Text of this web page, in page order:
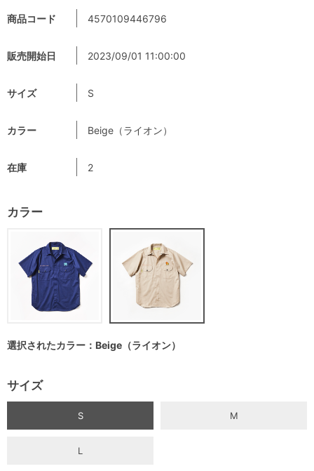
商品コード 4570109446796
販売開始日 2023/09/01 11:00:00
サイズ S
カラー Beige（ライオン）
在庫 2
カラー
選択されたカラー：Beige（ライオン）
サイズ
S M
L